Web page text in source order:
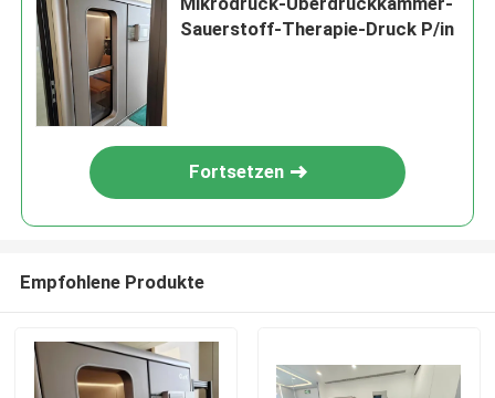
Sauerstoff-Therapie-Druck P/in
Fortsetzen
Empfohlene Produkte